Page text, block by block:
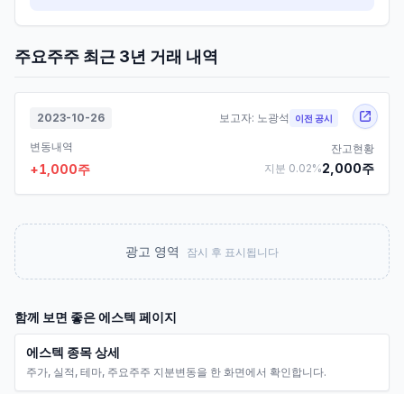
주요주주 최근 3년 거래 내역
2023-10-26 보고자: 노광석 이전 공시
변동내역
+1,000주
잔고현황
지분 0.02%2,000주
광고 영역 잠시 후 표시됩니다
함께 보면 좋은에스텍 페이지
에스텍 종목 상세
주가, 실적, 테마, 주요주주 지분변동을 한 화면에서 확인합니다.